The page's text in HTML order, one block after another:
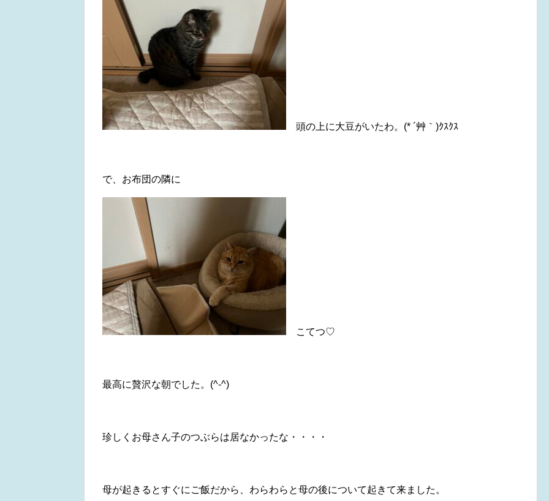
頭の上に大豆がいたわ。(* ´艸｀)ｸｽｸｽ
で、お布団の隣に
こてつ♡
最高に贅沢な朝でした。(^-^)
珍しくお母さん子のつぶらは居なかったな・・・・
母が起きるとすぐにご飯だから、わらわらと母の後について起きて来ました。